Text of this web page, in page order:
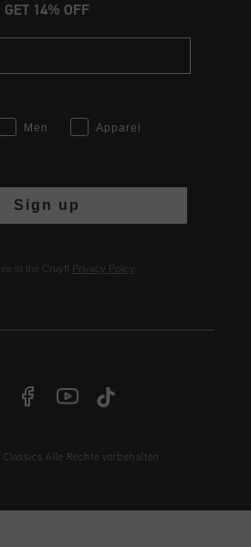
GET 14% OFF
Men
Apparel
Sign up
to the Cruyff Privacy Policy
Alle Rechte vorbehalten